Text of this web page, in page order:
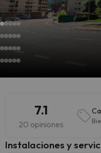
7.1
20 opiniones
Instalaciones y